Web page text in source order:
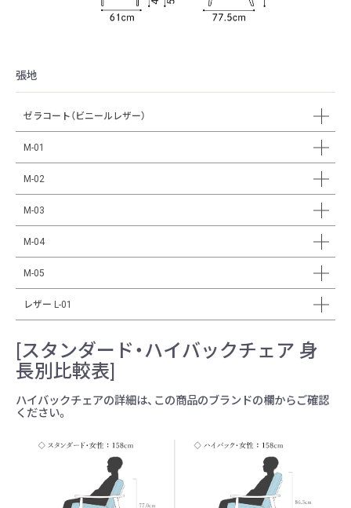
張地
ゼラコート（ビニールレザー）
M-01
M-02
M-03
M-04
M-05
レザー L-01
[スタンダード・ハイバックチェア 身
長別比較表]
ハイバックチェアの詳細は、この商品のブランドの欄からご確認
ください。